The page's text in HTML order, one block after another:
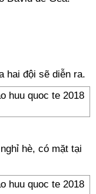
hai đội sẽ diễn ra.
hè, có mặt tại